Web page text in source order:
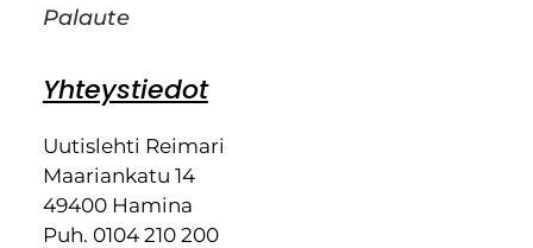
Palaute
Yhteystiedot
Uutislehti Reimari
Maariankatu 14
49400 Hamina
Puh. 0104 210 200